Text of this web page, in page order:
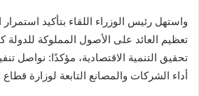
واستهل رئيس الوزراء اللقاء بتأكيد
تعظيم العائد على الأصول المملوكة للدولة
تحقيق التنمية الاقتصادية، مؤكدًا: نواصل
أداء الشركات والمصانع التابعة لوزارة قطاع